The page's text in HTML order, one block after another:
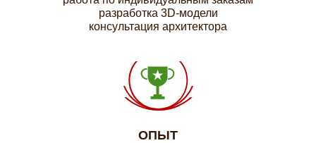
разработка 3D-модели
консультация архитектора
ОПЫТ